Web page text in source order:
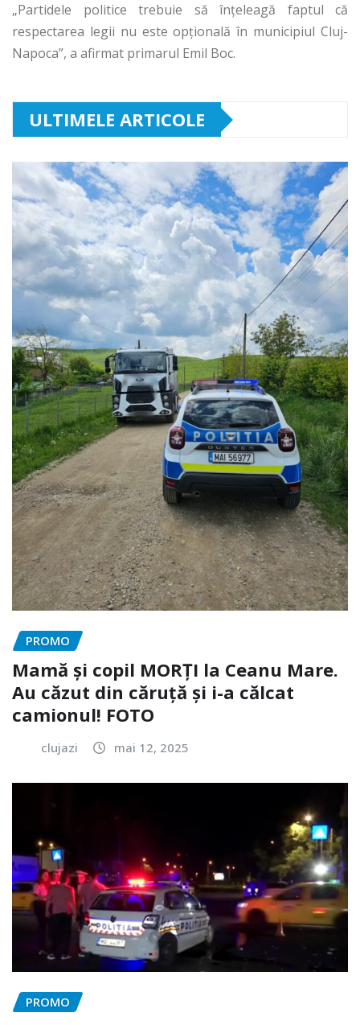
„Partidele politice trebuie să înţeleagă faptul că
respectarea legii nu este opţională în municipiul Cluj-
Napoca”, a afirmat primarul Emil Boc.
ULTIMELE ARTICOLE
PROMO
Mamă și copil MORȚI la Ceanu Mare.
Au căzut din căruță și i-a călcat
camionul! FOTO
clujazi mai 12, 2025
PROMO